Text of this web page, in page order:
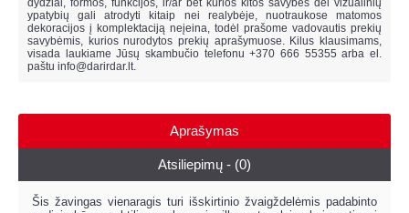
dydžiai, formos, funkcijos, ir/ar bet kurios kitos savybės dėl vizualinių
ypatybių gali atrodyti kitaip nei realybėje, nuotraukose matomos
dekoracijos į komplektaciją neįeina, todėl prašome vadovautis prekių
savybėmis, kurios nurodytos prekių aprašymuose. Kilus klausimams,
visada laukiame Jūsų skambučio telefonu +370 666 55355 arba el.
paštu info@darirdar.lt.
Aprašymas
Atsiliepimų - (0)
Šis žavingas vienaragis turi išskirtinio žvaigždelėmis padabinto